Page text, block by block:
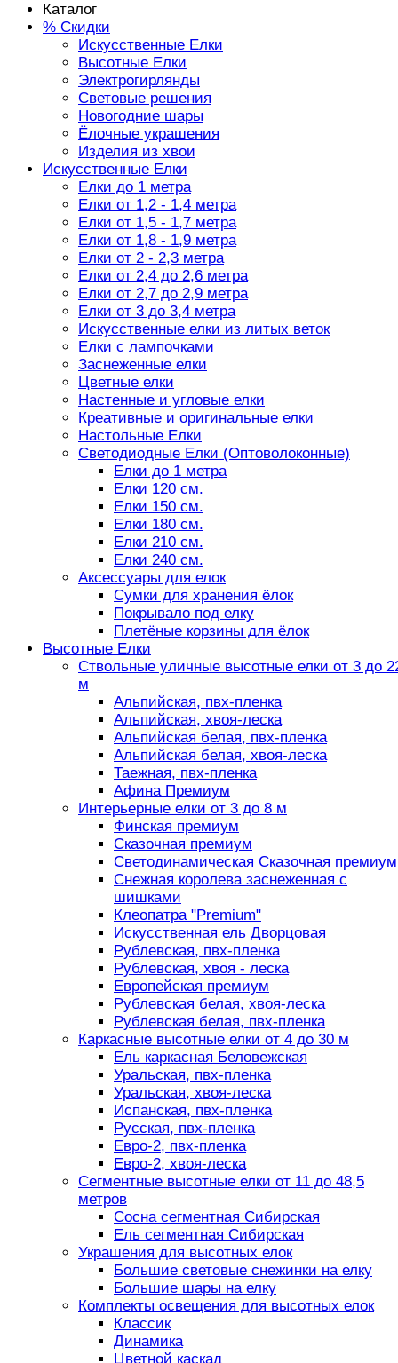
Каталог
% Скидки
Искусственные Елки
Высотные Елки
Электрогирлянды
Световые решения
Новогодние шары
Ёлочные украшения
Изделия из хвои
Искусственные Елки
Елки до 1 метра
Елки от 1,2 - 1,4 метра
Елки от 1,5 - 1,7 метра
Елки от 1,8 - 1,9 метра
Елки от 2 - 2,3 метра
Елки от 2,4 до 2,6 метра
Елки от 2,7 до 2,9 метра
Елки от 3 до 3,4 метра
Искусственные елки из литых веток
Елки с лампочками
Заснеженные елки
Цветные елки
Настенные и угловые елки
Креативные и оригинальные елки
Настольные Елки
Светодиодные Елки (Оптоволоконные)
Елки до 1 метра
Елки 120 см.
Елки 150 см.
Елки 180 см.
Елки 210 см.
Елки 240 см.
Аксессуары для елок
Сумки для хранения ёлок
Покрывало под елку
Плетёные корзины для ёлок
Высотные Елки
Ствольные уличные высотные елки от 3 до
м
Альпийская, пвх-пленка
Альпийская, хвоя-леска
Альпийская белая, пвх-пленка
Альпийская белая, хвоя-леска
Таежная, пвх-пленка
Афина Премиум
Интерьерные елки от 3 до 8 м
Финская премиум
Сказочная премиум
Светодинамическая Сказочная премиум
Снежная королева заснеженная с
шишками
Клеопатра "Premium"
Искусственная ель Дворцовая
Рублевская, пвх-пленка
Рублевская, хвоя - леска
Европейская премиум
Рублевская белая, хвоя-леска
Рублевская белая, пвх-пленка
Каркасные высотные елки от 4 до 30 м
Ель каркасная Беловежская
Уральская, пвх-пленка
Уральская, хвоя-леска
Испанская, пвх-пленка
Русская, пвх-пленка
Евро-2, пвх-пленка
Евро-2, хвоя-леска
Сегментные высотные елки от 11 до 48,5
метров
Сосна сегментная Сибирская
Ель сегментная Сибирская
Украшения для высотных елок
Большие световые снежинки на елку
Большие шары на елку
Комплекты освещения для высотных елок
Классик
Динамика
Цветной каскад